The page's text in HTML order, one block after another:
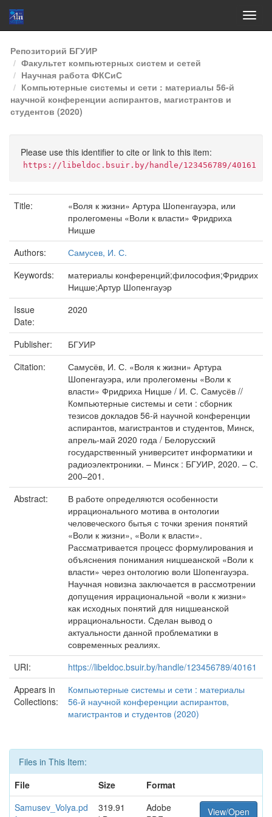
Skip
navigation
Репозиторий БГУИР
Факультет компьютерных систем и сетей
Научная работа ФКСиС
Компьютерные системы и сети : материалы 56-й
научной конференции аспирантов, магистрантов и
студентов (2020)
Please use this identifier to cite or link to this item:
https://libeldoc.bsuir.by/handle/123456789/40161
Title:
«Воля к жизни» Артура Шопенгауэра, или
пролегомены «Воли к власти» Фридриха
Ницше
Authors:
Самусев, И. С.
Keywords:
материалы конференций;философия;Фридрих
Ницше;Артур Шопенгауэр
Issue
Date:
2020
Publisher:
БГУИР
Citation:
Самусёв, И. С. «Воля к жизни» Артура
Шопенгауэра, или пролегомены «Воли к
власти» Фридриха Ницше / И. С. Самусёв //
Компьютерные системы и сети : сборник
тезисов докладов 56-й научной конференции
аспирантов, магистрантов и студентов, Минск,
апрель-май 2020 года / Белорусский
государственный университет информатики и
радиоэлектроники. – Минск : БГУИР, 2020. – С.
200–201.
Abstract:
В работе определяются особенности
иррационального мотива в онтологии
человеческого бытья с точки зрения понятий
«Воли к жизни», «Воли к власти».
Рассматривается процесс формулирования и
объяснения понимания ницшеанской «Воли к
власти» через онтологию воли Шопенгауэра.
Научная новизна заключается в рассмотрении
допущения иррациональной «воли к жизни»
как исходных понятий для ницшеанской
иррациональности. Сделан вывод о
актуальности данной проблематики в
современных реалиях.
URI:
https://libeldoc.bsuir.by/handle/123456789/40161
Appears in
Collections:
Компьютерные системы и сети : материалы
56-й научной конференции аспирантов,
магистрантов и студентов (2020)
Files in This Item:
File
Size
Format
Samusev_Volya.pd
319.91
Adobe
View/Open